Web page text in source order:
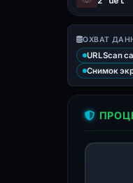
ОХВАТ
URLScan
Снимок